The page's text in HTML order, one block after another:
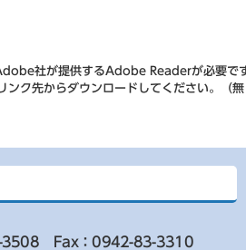
社が提供するAdobe Readerが必要で
ク先からダウンロードしてください。（無
3508 Fax：0942-83-3310